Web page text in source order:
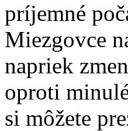
príjemné
Miezgovce
napriek
oproti
si môžete